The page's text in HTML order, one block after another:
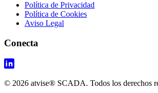
Política de Privacidad
Política de Cookies
Aviso Legal
Conecta
© 2026 atvise® SCADA. Todos los derechos